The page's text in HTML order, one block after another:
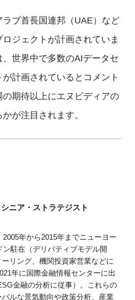
ブ首長国連邦（UAE）など
ジェクトが計画されていま
世界中で多数のAIデータセ
計画されているとコメント
の期待以上にエヌビディアの
が注目されます。
ニア・ストラテジスト
年から2015年までニューヨー
ン駐在（デリバティブモデル開
リング、機関投資家営業などに
年に国際金融情報センターに出
金融の分析に従事）。これらの
ルな景気動向や政策分析、産業